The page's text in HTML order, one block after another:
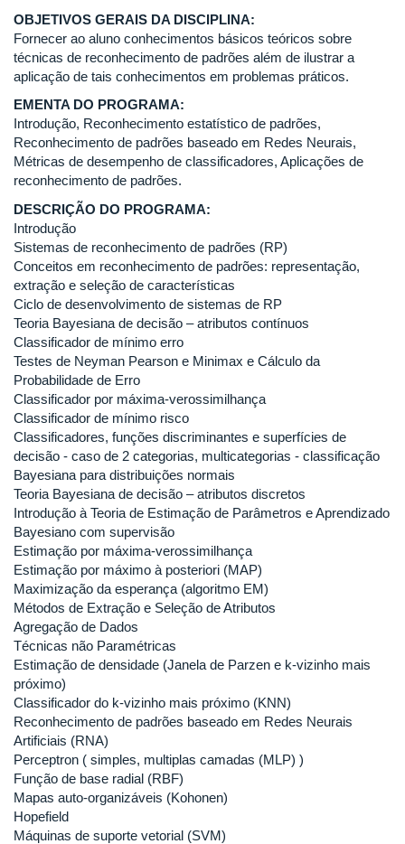
OBJETIVOS GERAIS DA DISCIPLINA:
Fornecer ao aluno conhecimentos básicos teóricos sobre
técnicas de reconhecimento de padrões além de ilustrar a
aplicação de tais conhecimentos em problemas práticos.
EMENTA DO PROGRAMA:
Introdução, Reconhecimento estatístico de padrões,
Reconhecimento de padrões baseado em Redes Neurais,
Métricas de desempenho de classificadores, Aplicações de
reconhecimento de padrões.
DESCRIÇÃO DO PROGRAMA:
Introdução
Sistemas de reconhecimento de padrões (RP)
Conceitos em reconhecimento de padrões: representação,
extração e seleção de características
Ciclo de desenvolvimento de sistemas de RP
Teoria Bayesiana de decisão – atributos contínuos
Classificador de mínimo erro
Testes de Neyman Pearson e Minimax e Cálculo da
Probabilidade de Erro
Classificador por máxima-verossimilhança
Classificador de mínimo risco
Classificadores, funções discriminantes e superfícies de
decisão - caso de 2 categorias, multicategorias - classificação
Bayesiana para distribuições normais
Teoria Bayesiana de decisão – atributos discretos
Introdução à Teoria de Estimação de Parâmetros e Aprendizado
Bayesiano com supervisão
Estimação por máxima-verossimilhança
Estimação por máximo à posteriori (MAP)
Maximização da esperança (algoritmo EM)
Métodos de Extração e Seleção de Atributos
Agregação de Dados
Técnicas não Paramétricas
Estimação de densidade (Janela de Parzen e k-vizinho mais
próximo)
Classificador do k-vizinho mais próximo (KNN)
Reconhecimento de padrões baseado em Redes Neurais
Artificiais (RNA)
Perceptron ( simples, multiplas camadas (MLP) )
Função de base radial (RBF)
Mapas auto-organizáveis (Kohonen)
Hopefield
Máquinas de suporte vetorial (SVM)